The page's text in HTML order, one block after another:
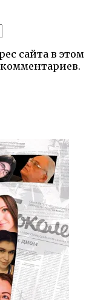
сайта в этом